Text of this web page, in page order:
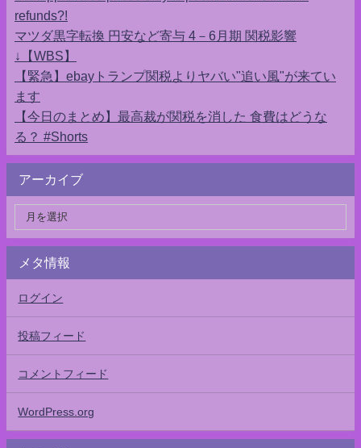
refunds?!
マツダ黒字転換 円安など寄与 4－6月期 関税影響
↓【WBS】
【緊急】ebayトランプ関税よりヤバい"追い風"が来てい
ます
【今日のまとめ】最高裁が関税を消した 食費はどうな
る？ #Shorts
アーカイブ
メタ情報
ログイン
投稿フィード
コメントフィード
WordPress.org